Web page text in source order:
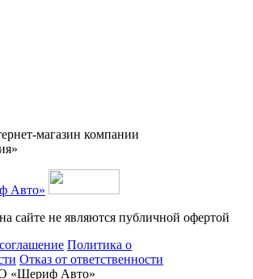
магазин компании
Авто»
сайте не являются публичной офертой
Политика о
Отказ от ответственности
«Шериф Авто»